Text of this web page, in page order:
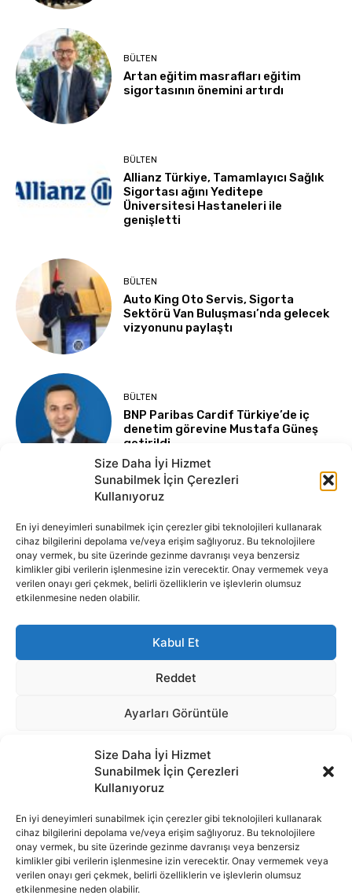
Size Daha İyi Hizmet
Sunabilmek İçin Çerezleri
Kullanıyoruz
En iyi deneyimleri sunabilmek için çerezler gibi teknolojileri kullanarak
cihaz bilgilerini depolama ve/veya erişim sağlıyoruz. Bu teknolojilere
onay vermek, bu site üzerinde gezinme davranışı veya benzersiz
kimlikler gibi verilerin işlenmesine izin verecektir. Onay vermemek veya
verilen onayı geri çekmek, belirli özelliklerin ve işlevlerin olumsuz
etkilenmesine neden olabilir.
İnternet portalımızda yer alan tüm haber metini, resim ve benzeri
içeriğin hakları Sigortamedya Yayıncılık A.Ş.'ye aittir. Hiçbir şekilde
basılı ya da elektronik bir ortamda, kaynak gösterilse bile izin